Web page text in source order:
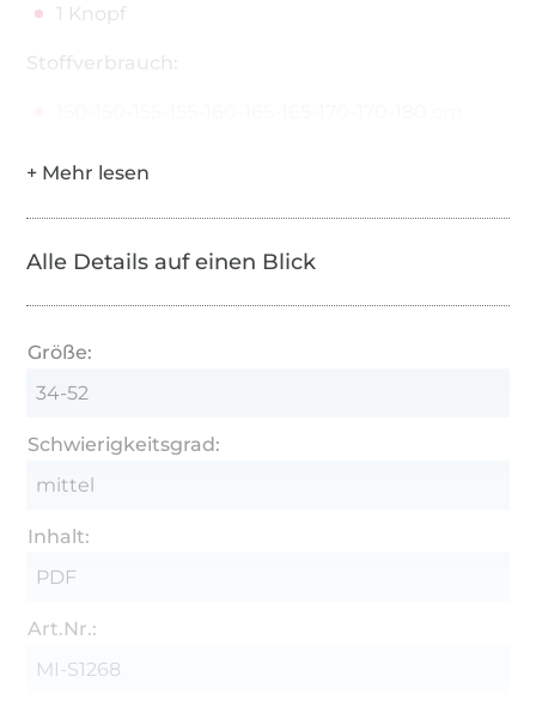
1 Knopf
Stoffverbrauch:
Alle Details auf einen Blick
Größe:
34-52
Schwierigkeitsgrad:
mittel
Inhalt:
PDF
Art.Nr.:
MI-S1268